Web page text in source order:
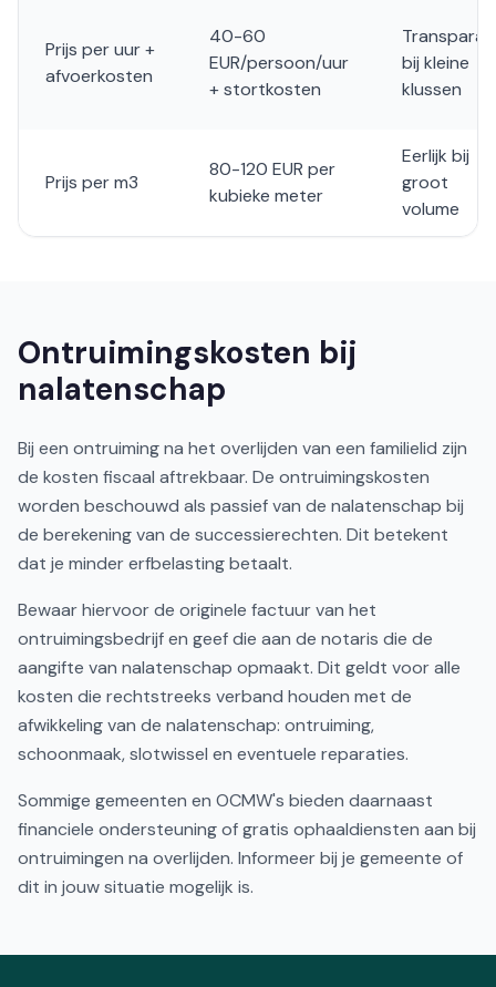
Prijs per uur +
afvoerkosten
40-60
EUR/persoon/uur
+ stortkosten
bij kleine
klussen
Prijs per m3
80-120 EUR per
kubieke meter
Eerlijk bij
groot
volume
Ontruimingskosten bij
nalatenschap
Bij een ontruiming na het overlijden van een familielid zijn
de kosten fiscaal aftrekbaar. De ontruimingskosten
worden beschouwd als passief van de nalatenschap bij
de berekening van de successierechten. Dit betekent
dat je minder erfbelasting betaalt.
Bewaar hiervoor de originele factuur van het
ontruimingsbedrijf en geef die aan de notaris die de
aangifte van nalatenschap opmaakt. Dit geldt voor alle
kosten die rechtstreeks verband houden met de
afwikkeling van de nalatenschap: ontruiming,
schoonmaak, slotwissel en eventuele reparaties.
Sommige gemeenten en OCMW's bieden daarnaast
financiele ondersteuning of gratis ophaaldiensten aan bij
ontruimingen na overlijden. Informeer bij je gemeente of
dit in jouw situatie mogelijk is.